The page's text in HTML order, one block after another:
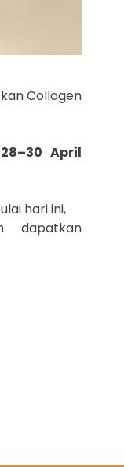
Collagen
28–30 April
hari ini,
dapatkan